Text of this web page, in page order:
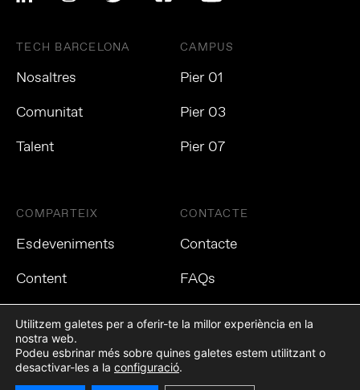
TECH BARCELONA
Nosaltres
Comunitat
Talent
CAMPUS
Pier 01
Pier 03
Pier 07
COMPARTEIX
Esdeveniments
Content
CONTACTE
Contacte
FAQs
Política de privacitat Política de cookies Avís Legal
Utilitzem galetes per a oferir-te la millor experiència en la
nostra web.
Podeu esbrinar més sobre quines galetes estem utilitzant o
desactivar-les a la configuració.